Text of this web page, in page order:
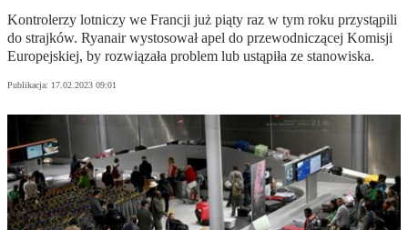
Kontrolerzy lotniczy we Francji już piąty raz w tym roku przystąpili
do strajków. Ryanair wystosował apel do przewodniczącej Komisji
Europejskiej, by rozwiązała problem lub ustąpiła ze stanowiska.
Publikacja: 17.02.2023 09:01